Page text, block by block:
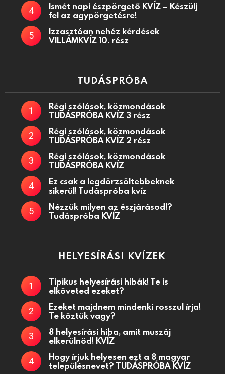
Ismét napi észpörgető KVÍZ – Készülj
fel az agypörgetésre!
Izzasztóan nehéz kérdések
VILLÁMKVÍZ 10. rész
TUDÁSPRÓBA
Régi szólások, közmondások
TUDÁSPRÓBA KVÍZ 3 rész
Régi szólások, közmondások
TUDÁSPRÓBA KVÍZ 2 rész
Régi szólások, közmondások
TUDÁSPRÓBA KVÍZ
Ez csak a legdörzsöltebbeknek
sikerül! Tudáspróba kvíz
Nézzük milyen az észjárásod!?
Tudáspróba KVÍZ
HELYESÍRÁSI KVÍZEK
Tipikus helyesírási hibák! Te is
elköveted ezeket?
Ezeket majdnem mindenki rosszul írja!
Te köztük vagy?
8 helyesírási hiba, amit muszáj
elkerülnöd! KVÍZ
Hogy írjuk helyesen ezt a 8 magyar
településnevet? TUDÁSPRÓBA KVÍZ